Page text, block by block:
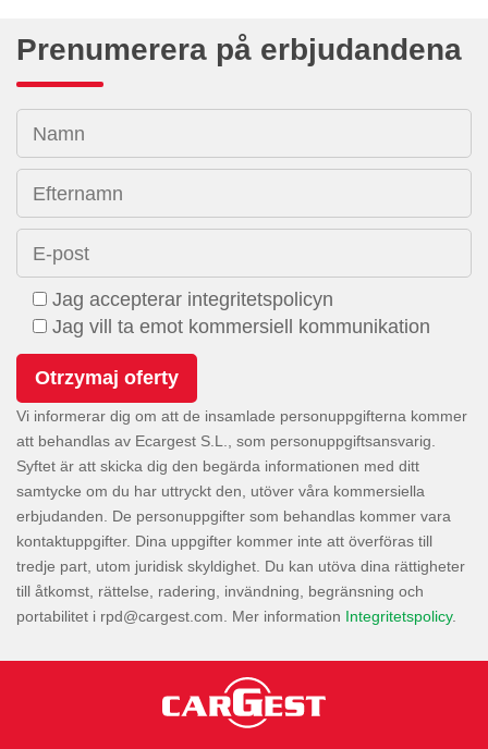
Prenumerera på erbjudandena
Namn
Efternamn
E-post
Jag accepterar integritetspolicyn
Jag vill ta emot kommersiell kommunikation
Vi informerar dig om att de insamlade personuppgifterna kommer
att behandlas av Ecargest S.L., som personuppgiftsansvarig.
Syftet är att skicka dig den begärda informationen med ditt
samtycke om du har uttryckt den, utöver våra kommersiella
erbjudanden. De personuppgifter som behandlas kommer vara
kontaktuppgifter. Dina uppgifter kommer inte att överföras till
tredje part, utom juridisk skyldighet. Du kan utöva dina rättigheter
till åtkomst, rättelse, radering, invändning, begränsning och
portabilitet i
. Mer information Integritetspolicy.